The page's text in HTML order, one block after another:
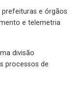
e órgãos
e telemetria
divisão
processos de